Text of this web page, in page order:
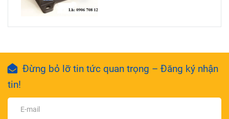
Đừng bỏ lỡ tin tức quan trọng – Đăng ký nhận
tin!